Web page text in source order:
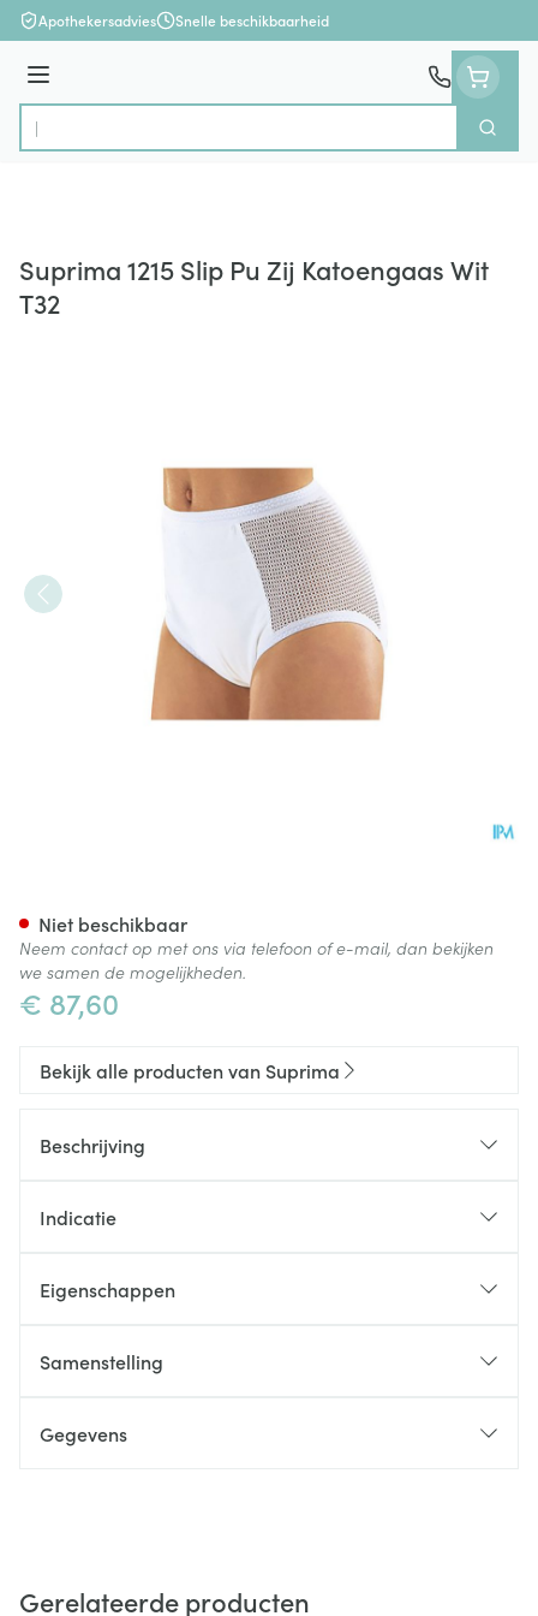
Ga naar de inhoud
Apothekersadvies Snelle beschikbaarheid
Menu
Product, merk, categorie...
Zoek
Suprima 1215 Slip Pu Zij Katoengaas Wit
T32
€ 87,60
Niet beschikbaar
Neem contact op met ons via telefoon of e-mail, dan bekijken
we samen de mogelijkheden.
Bekijk alle producten van Suprima
Beschrijving
Indicatie
Eigenschappen
Samenstelling
Gegevens
Gerelateerde producten